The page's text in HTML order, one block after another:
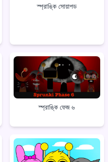
স্প্রাঙ্কি সোয়াপড
স্প্রাঙ্কি ফেজ ৬